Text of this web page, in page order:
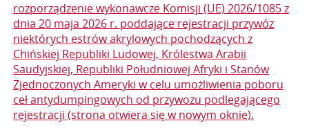
rozporządzenie wykonawcze Komisji (UE) 2026/1085 z
dnia 20 maja 2026 r. poddające rejestracji przywóz
niektórych estrów akrylowych pochodzących z
Chińskiej Republiki Ludowej, Królestwa Arabii
Saudyjskiej, Republiki Południowej Afryki i Stanów
Zjednoczonych Ameryki w celu umożliwienia poboru
ceł antydumpingowych od przywozu podlegającego
rejestracji (strona otwiera się w nowym oknie).